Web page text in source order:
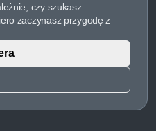
czy szukasz
zaczynasz przygodę z